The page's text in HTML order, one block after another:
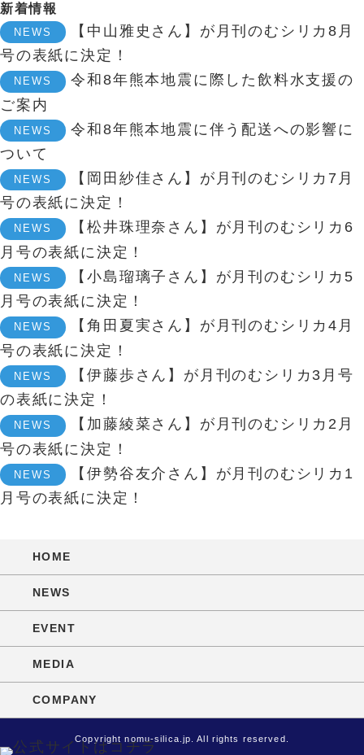
新着情報
NEWS
【中山雅史さん】が月刊のむシリカ8月
号の表紙に決定！
NEWS
令和8年熊本地震に際した飲料水支援の
ご案内
NEWS
令和8年熊本地震に伴う配送への影響に
ついて
NEWS
【岡田紗佳さん】が月刊のむシリカ7月
号の表紙に決定！
NEWS
【松井珠理奈さん】が月刊のむシリカ6
月号の表紙に決定！
NEWS
【小島瑠璃子さん】が月刊のむシリカ5
月号の表紙に決定！
NEWS
【角田夏実さん】が月刊のむシリカ4月
号の表紙に決定！
NEWS
【伊藤歩さん】が月刊のむシリカ3月号
の表紙に決定！
NEWS
【加藤綾菜さん】が月刊のむシリカ2月
号の表紙に決定！
NEWS
【伊勢谷友介さん】が月刊のむシリカ1
月号の表紙に決定！
HOME
NEWS
EVENT
MEDIA
COMPANY
Copyright nomu-silica.jp. All rights reserved.